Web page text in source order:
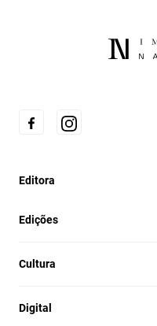
Editora
Edições
Cultura
Digital